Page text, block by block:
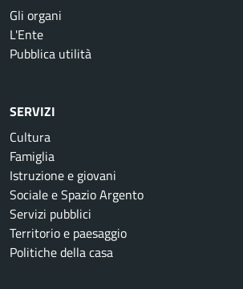
Gli organi
L'Ente
Pubblica utilità
SERVIZI
Cultura
Famiglia
Istruzione e giovani
Sociale e Spazio Argento
Servizi pubblici
Territorio e paesaggio
Politiche della casa